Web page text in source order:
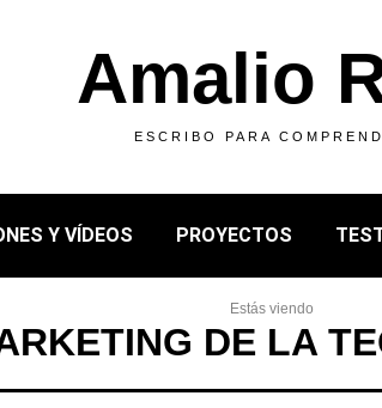
Amalio
ESCRIBO PARA
Y VÍDEOS PROYECTOS
Estás viendo
DE LA